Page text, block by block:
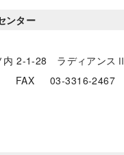
ンター
内 2-1-28 ラディアンスⅡ
FAX 03-3316-2467